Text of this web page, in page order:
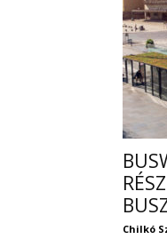
Chilkó